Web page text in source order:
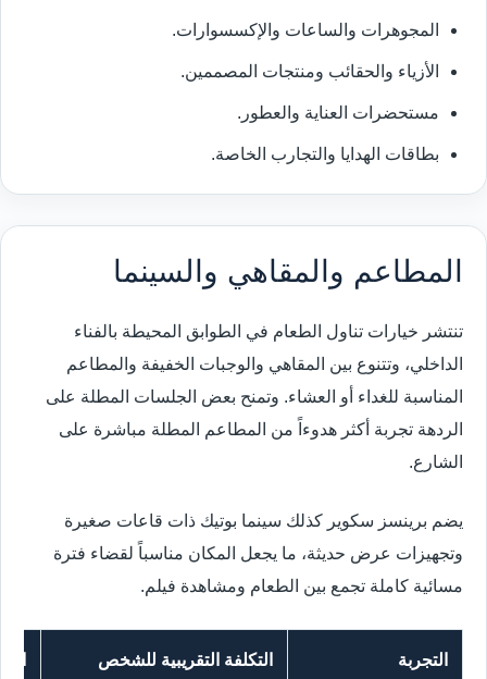
المجوهرات والساعات والإكسسوارات.
الأزياء والحقائب ومنتجات المصممين.
مستحضرات العناية والعطور.
بطاقات الهدايا والتجارب الخاصة.
المطاعم والمقاهي والسينما
تنتشر خيارات تناول الطعام في الطوابق المحيطة بالفناء
الداخلي، وتتنوع بين المقاهي والوجبات الخفيفة والمطاعم
المناسبة للغداء أو العشاء. وتمنح بعض الجلسات المطلة على
الردهة تجربة أكثر هدوءاً من المطاعم المطلة مباشرة على
الشارع.
يضم برينسز سكوير كذلك سينما بوتيك ذات قاعات صغيرة
وتجهيزات عرض حديثة، ما يجعل المكان مناسباً لقضاء فترة
مسائية كاملة تجمع بين الطعام ومشاهدة فيلم.
التجربة التكلفة التقريبية للشخص